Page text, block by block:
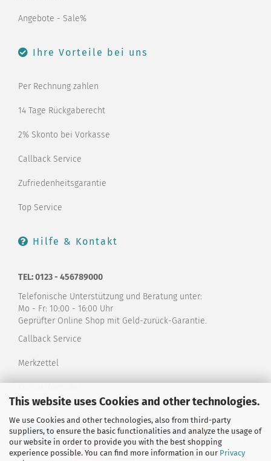
This website uses Cookies and other technologies.
We use Cookies and other technologies, also from third-party
suppliers, to ensure the basic functionalities and analyze the usage of
our website in order to provide you with the best shopping
experience possible. You can find more information in our Privacy
Angebote - Sale%
Ihre Vorteile bei uns
Per Rechnung zahlen
14 Tage Rückgaberecht
2% Skonto bei Vorkasse
Callback Service
Zufriedenheitsgarantie
Top Service
Hilfe & Kontakt
TEL: 0123 - 456789000
Telefonische Unterstützung und Beratung unter:
Mo - Fr: 10:00 - 16:00 Uhr
Geprüfter Online Shop mit Geld-zurück-Garantie.
Callback Service
Merkzettel